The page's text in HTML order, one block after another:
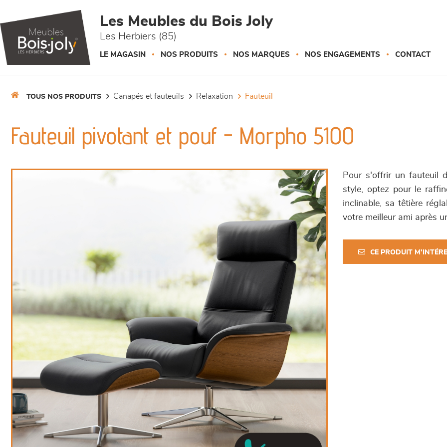
Les Meubles du Bois Joly
Les Herbiers (85)
LE MAGASIN NOS PRODUITS NOS MARQUES NOS ENGAGEMENTS CONTACT
TOUS NOS PRODUITS canapés et fauteuils relaxation fauteuil
Fauteuil pivotant et pouf - Morpho 5100
Pour s'offrir un fauteuil
style, optez pour le
inclinable, sa têtière
votre meilleur ami après
CE PRODUIT